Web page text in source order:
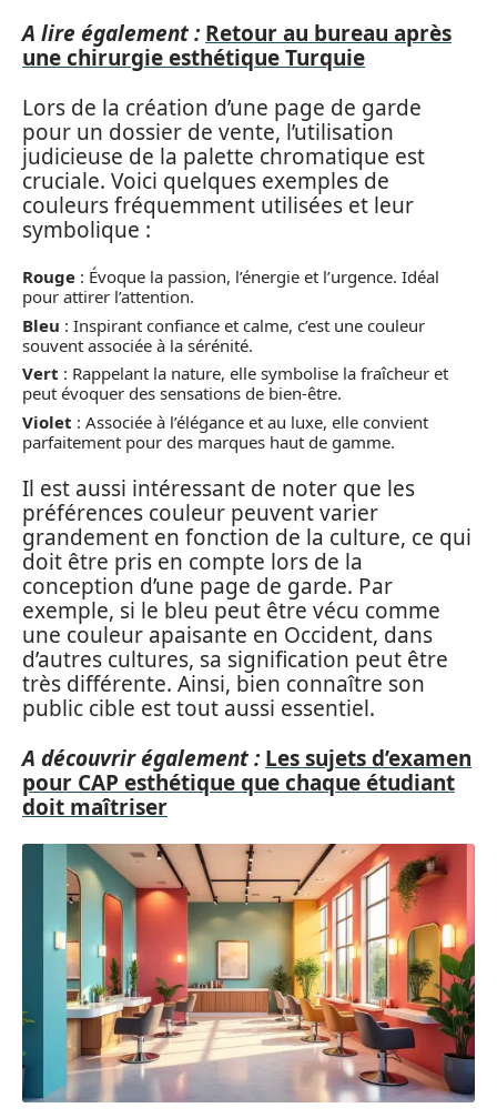
A lire également : Retour au bureau après
une chirurgie esthétique Turquie
Lors de la création d’une page de garde
pour un dossier de vente, l’utilisation
judicieuse de la palette chromatique est
cruciale. Voici quelques exemples de
couleurs fréquemment utilisées et leur
symbolique :
Rouge : Évoque la passion, l’énergie et l’urgence. Idéal
pour attirer l’attention.
Bleu : Inspirant confiance et calme, c’est une couleur
souvent associée à la sérénité.
Vert : Rappelant la nature, elle symbolise la fraîcheur et
peut évoquer des sensations de bien-être.
Violet : Associée à l’élégance et au luxe, elle convient
parfaitement pour des marques haut de gamme.
Il est aussi intéressant de noter que les
préférences couleur peuvent varier
grandement en fonction de la culture, ce qui
doit être pris en compte lors de la
conception d’une page de garde. Par
exemple, si le bleu peut être vécu comme
une couleur apaisante en Occident, dans
d’autres cultures, sa signification peut être
très différente. Ainsi, bien connaître son
public cible est tout aussi essentiel.
A découvrir également : Les sujets d’examen
pour CAP esthétique que chaque étudiant
doit maîtriser